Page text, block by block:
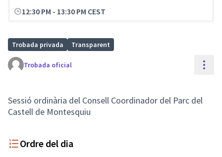
12:30 PM - 13:30 PM CEST
Trobada privada Transparent
Trobada oficial
Sessió ordinària del Consell Coordinador del Parc del
Castell de Montesquiu
Ordre del dia